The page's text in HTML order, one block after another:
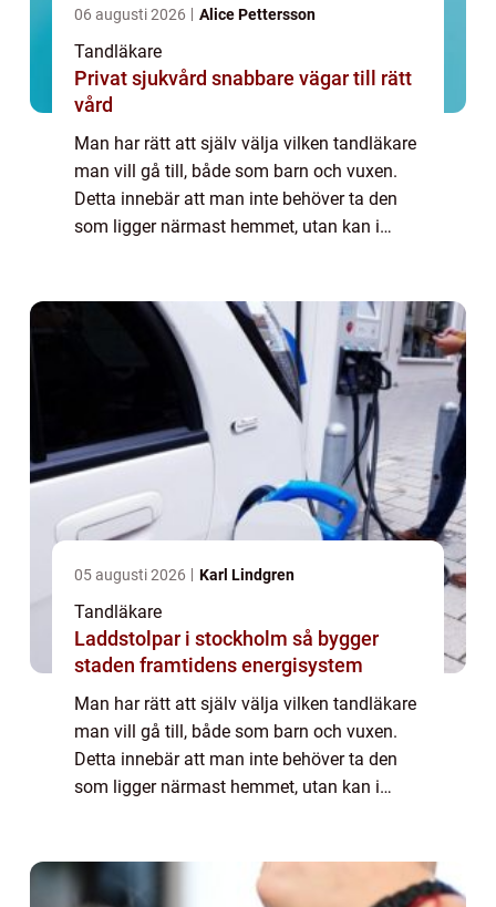
06 augusti 2026 Alice Pettersson
Tandläkare
Privat sjukvård snabbare vägar till rätt
vård
Man har rätt att själv välja vilken tandläkare
man vill gå till, både som barn och vuxen.
Detta innebär att man inte behöver ta den
som ligger närmast hemmet, utan kan i
05 augusti 2026 Karl Lindgren
Tandläkare
Laddstolpar i stockholm så bygger
staden framtidens energisystem
Man har rätt att själv välja vilken tandläkare
man vill gå till, både som barn och vuxen.
Detta innebär att man inte behöver ta den
som ligger närmast hemmet, utan kan i